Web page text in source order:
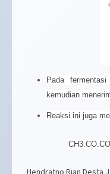
Pada
kemudian
Reaksi ini juga
Hendratno Rian Desta